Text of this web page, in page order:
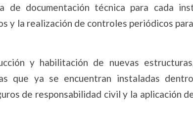
documentación técnica para cada
y la realización de controles periódicos
y habilitación de nuevas
que ya se encuentran instaladas
de responsabilidad civil y la aplicación